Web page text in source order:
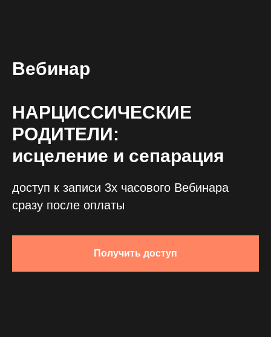
Вебинар
НАРЦИССИЧЕСКИЕ
РОДИТЕЛИ:
исцеление и сепарация
доступ к записи 3х часового Вебинара
сразу после оплаты
Получить доступ